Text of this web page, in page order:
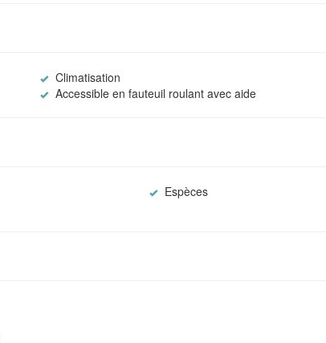
Climatisation
Accessible en fauteuil roulant avec aide
Espèces